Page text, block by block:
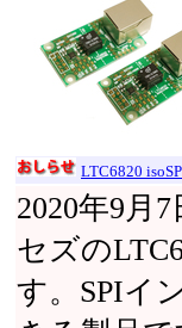
LTC6820
2020年9月
セズの
す。SPIイ